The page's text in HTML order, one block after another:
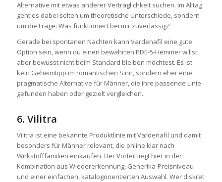
Alternative mit etwas anderer Verträglichkeit suchen. Im Alltag
geht es dabei selten um theoretische Unterschiede, sondern
um die Frage: Was funktioniert bei mir zuverlässig?
Gerade bei spontanen Nächten kann Vardenafil eine gute
Option sein, wenn du einen bewährten PDE-5-Hemmer willst,
aber bewusst nicht beim Standard bleiben möchtest. Es ist
kein Geheimtipp im romantischen Sinn, sondern eher eine
pragmatische Alternative für Männer, die ihre passende Linie
gefunden haben oder gezielt vergleichen.
6. Vilitra
Vilitra ist eine bekannte Produktlinie mit Vardenafil und damit
besonders für Männer relevant, die online klar nach
Wirkstofffamilien einkaufen. Der Vorteil liegt hier in der
Kombination aus Wiedererkennung, Generika-Preisniveau
und einer einfachen, katalogorientierten Auswahl. Wer diskret